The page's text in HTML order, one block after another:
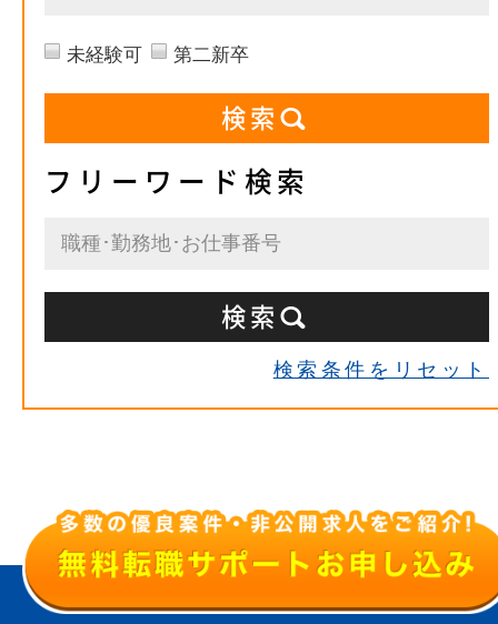
未経験可 第二新卒
フリーワード検索
検索条件をリセット